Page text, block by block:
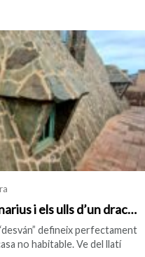
i els ulls d’un drac…
defineix perfectament
no habitable. Ve del llatí